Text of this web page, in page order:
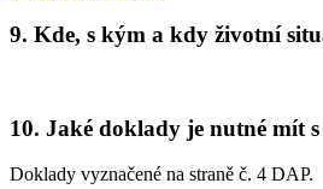
9. Kde, s kým a kdy životní
10. Jaké doklady je nutné mít s
Doklady vyznačené na straně č. 4 DAP.